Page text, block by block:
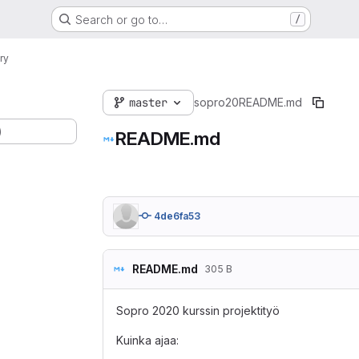
Search or go to… /
master sopro20README.md
README.md
4de6fa53
README.md 305 B
Sopro 2020 kurssin projektityö
Kuinka ajaa: